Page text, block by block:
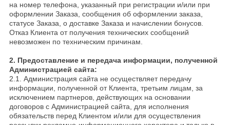
на номер телефона, указанный при регистрации и/или при
оформлении Заказа, сообщения об оформлении заказа,
статусе Заказа, о доставке Заказа и начислении бонусов.
Отказ Клиента от получения технических сообщений
невозможен по техническим причинам.
2. Предоставление и передача информации, полученной
Администрацией сайта:
2.1. Администрация сайта не осуществляет передачу
информации, полученной от Клиента, третьим лицам, за
исключением партнеров, действующих на основании
договоров с Администрацией сайта, для исполнения
обязательств перед Клиентом и/или для осуществления